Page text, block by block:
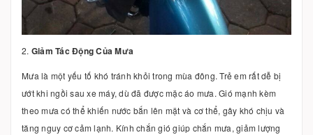
2. Giảm Tác Động Của Mưa
Mưa là một yếu tố khó tránh khỏi trong mùa đông. Trẻ em rất dễ bị
ướt khi ngồi sau xe máy, dù đã được mặc áo mưa. Gió mạnh kèm
theo mưa có thể khiến nước bắn lên mặt và cơ thể, gây khó chịu và
tăng nguy cơ cảm lạnh. Kính chắn gió giúp chắn mưa, giảm lượng